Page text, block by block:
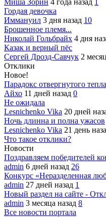
Миша Зорин 4 года назад 1
Гордая девочка
Иммануил 3 дня назад 10
Брошенное племя...
Николай Гольбрайх 4 дня
Казак и верный пёс
Сергей Дрозд-Савчук 2
Отклики
Новое!
Парадокс отвергнутого тепла
Айхо 11 дней назад 0
Не ожидала
Lesnichenko Vika 20 дней
Ночь длинна и полна ужасов
Lesnichenko Vika 21 день
Что такое отклики?
Новости
Поздравляем победителей
admin 6 дней назад 26
Конкурс «Неразделенная
admin 27 дней назад 1
Новый раздел на сайте -
admin 3 месяца назад 8
Все новости портала